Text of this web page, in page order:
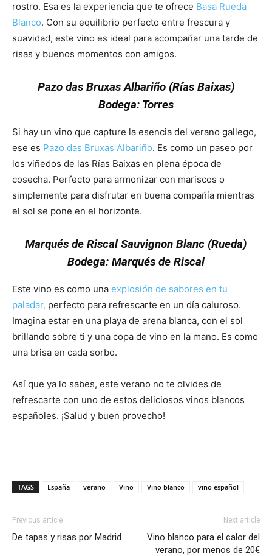
rostro. Esa es la experiencia que te ofrece Basa Rueda
Blanco. Con su equilibrio perfecto entre frescura y
suavidad, este vino es ideal para acompañar una tarde de
risas y buenos momentos con amigos.
Pazo das Bruxas Albariño (Rías Baixas)
Bodega: Torres
Si hay un vino que capture la esencia del verano gallego,
ese es Pazo das Bruxas Albariño. Es como un paseo por
los viñedos de las Rías Baixas en plena época de
cosecha. Perfecto para armonizar con mariscos o
simplemente para disfrutar en buena compañía mientras
el sol se pone en el horizonte.
Marqués de Riscal Sauvignon Blanc (Rueda)
Bodega: Marqués de Riscal
Este vino es como una explosión de sabores en tu
paladar, perfecto para refrescarte en un día caluroso.
Imagina estar en una playa de arena blanca, con el sol
brillando sobre ti y una copa de vino en la mano. Es como
una brisa en cada sorbo.
Así que ya lo sabes, este verano no te olvides de
refrescarte con uno de estos deliciosos vinos blancos
españoles. ¡Salud y buen provecho!
TAGS España verano Vino Vino blanco vino español
Previous article
De tapas y risas por Madrid
Next article
Vino blanco para el calor del
verano, por menos de 20€